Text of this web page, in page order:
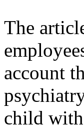
The
account
child